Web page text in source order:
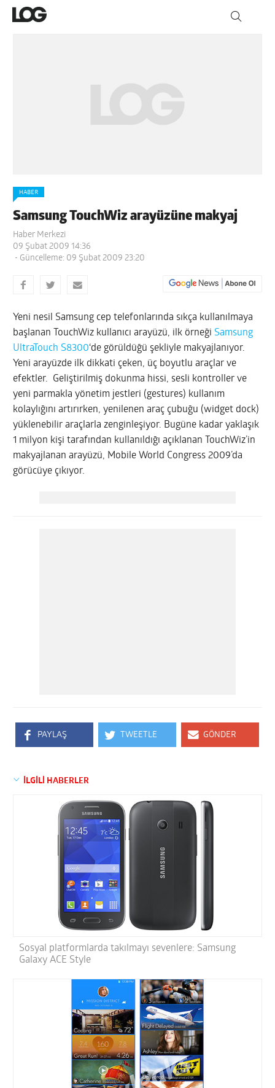
HABER
Samsung TouchWiz arayüzüne makyaj
Haber Merkezi
09 Şubat 2009 14:36
- Güncelleme: 09 Şubat 2009 23:20
Yeni nesil Samsung cep telefonlarında sıkça kullanılmaya
başlanan TouchWiz kullanıcı arayüzü, ilk örneği Samsung
UltraTouch S8300‘de görüldüğü şekliyle makyajlanıyor.
Yeni arayüzde ilk dikkati çeken, üç boyutlu araçlar ve
efektler. Geliştirilmiş dokunma hissi, sesli kontroller ve
yeni parmakla yönetim jestleri (gestures) kullanım
kolaylığını artırırken, yenilenen araç çubuğu (widget dock)
yüklenebilir araçlarla zenginleşiyor. Bugüne kadar yaklaşık
1 milyon kişi tarafından kullanıldığı açıklanan TouchWiz’in
makyajlanan arayüzü, Mobile World Congress 2009’da
görücüye çıkıyor.
PAYLAŞ TWEETLE GÖNDER
İLGİLİ HABERLER
Sosyal platformlarda takılmayı sevenlere: Samsung
Galaxy ACE Style